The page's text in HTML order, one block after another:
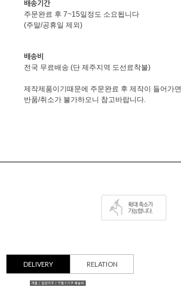
배송기간
주문완료 후 7~15일정도 소요됩니다
(주말/공휴일 제외)
배송비
전국 무료배송 (단 제주지역 도선료착불)
제작제품이기때문에 주문완료 후 제작이 들어가면
반품/취소가 불가하오니 참고바랍니다.
DELIVERY RELATION